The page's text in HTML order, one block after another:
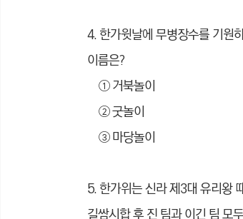
4. 한가윗날에 무병장수를 기원
이름은?
① 거북놀이
② 굿놀이
③ 마당놀이
5. 한가위는 신라 제3대 유리왕
길쌈시합 후 진 팀과 이긴 팀 모